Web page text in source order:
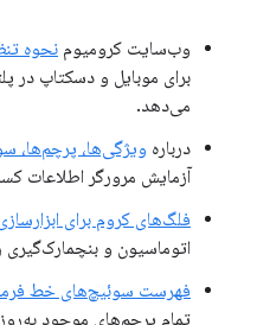
وب‌سایت کرومیوم نحوه
برای موبایل و دسکتاپ در
می‌دهد.
درباره ویژگی‌ها، پرچم‌ها،
آزمایش مرورگر اطلاعات
فلگ‌های کروم برای
اتوماسیون و بنچمارک‌گیری
فهرست سوئیچ‌های خط
تمام پرچم‌های موجود